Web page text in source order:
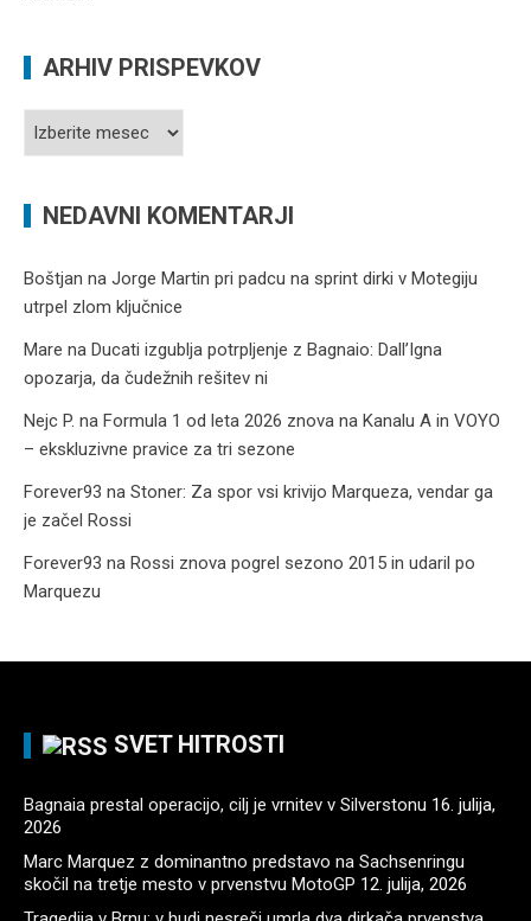
ARHIV PRISPEVKOV
Arhiv
NEDAVNI KOMENTARJI
Boštjan na Jorge Martin pri padcu na sprint dirki v Motegiju
utrpel zlom ključnice
Mare na Ducati izgublja potrpljenje z Bagnaio: Dall’Igna
opozarja, da čudežnih rešitev ni
Nejc P. na Formula 1 od leta 2026 znova na Kanalu A in VOYO
– ekskluzivne pravice za tri sezone
Forever93 na Stoner: Za spor vsi krivijo Marqueza, vendar ga
je začel Rossi
Forever93 na Rossi znova pogrel sezono 2015 in udaril po
Marquezu
SVET HITROSTI
Bagnaia prestal operacijo, cilj je vrnitev v Silverstonu 16. julija,
2026
Marc Marquez z dominantno predstavo na Sachsenringu
skočil na tretje mesto v prvenstvu MotoGP 12. julija, 2026